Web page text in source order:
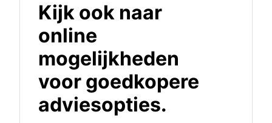
Kijk ook naar
online
mogelijkheden
voor goedkopere
adviesopties.